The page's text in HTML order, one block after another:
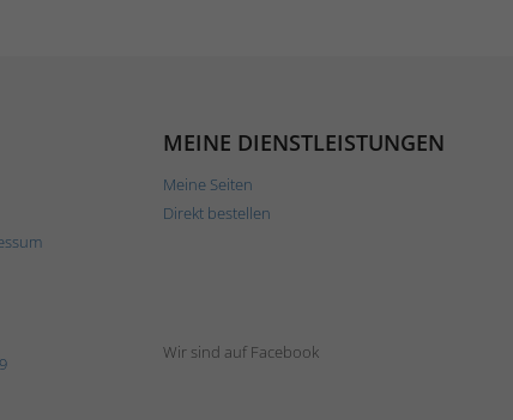
MEINE DIENSTLEISTUNGEN
Meine Seiten
Direkt bestellen
Wir sind auf Facebook